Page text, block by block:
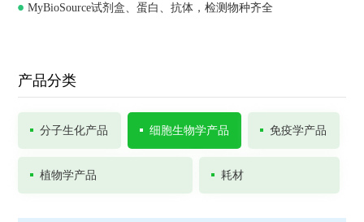
MyBioSource试剂盒、蛋白、抗体，检测物种齐全
产品分类
分子生化产品 细胞生物学产品 免疫学产品
植物学产品 耗材